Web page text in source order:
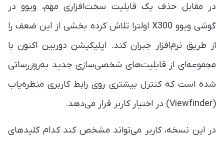
در مقابل حذف یک قابلیت سخت‌افزاری مهم، ویوو در
گوشی ویوو X300 اولترا تلاش کرده بخشی از این ضعف را
از طریق نرم‌افزار جبران کند. اپلیکیشن دوربین اکنون با
مجموعه‌ای از قابلیت‌های شخصی‌سازی جدید به‌روزرسانی
شده است که کنترل بیشتری روی رابط کاربری منظره‌یاب
(Viewfinder) در اختیار کاربر قرار می‌دهد.
در این نسخه، کاربر می‌تواند مشخص کند کدام کلیدهای